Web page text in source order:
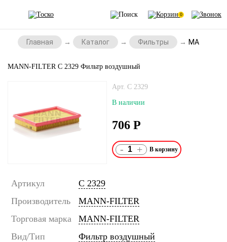
0
Главная Каталог Фильтры MANN-
MANN-FILTER C 2329 Фильтр воздушный
Арт. C 2329
В наличии
706 Р
- +
Артикул
C 2329
Производитель
MANN-FILTER
Торговая марка
MANN-FILTER
Вид/Тип
Фильтр воздушный